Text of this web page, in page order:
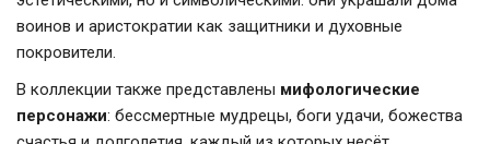
воинов и аристократии как защитники и духовные
покровители.
В коллекции также представлены мифологические
персонажи: бессмертные мудрецы, боги удачи, божества